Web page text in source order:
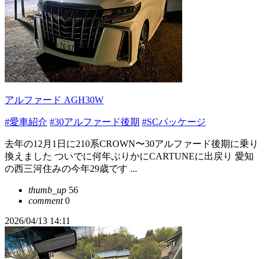
アルファード AGH30W
#愛車紹介 #30アルファード後期 #SCパッケージ
去年の12月1日に210系CROWN〜30アルファード後期に乗り
換えました ついでに何年ぶりかにCARTUNEに出戻り 愛知
の西三河住みの今年29歳です ...
thumb_up 56
comment0
2026/04/13 14:11